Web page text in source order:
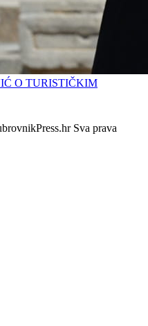
O TURISTIČKIM
Sva prava